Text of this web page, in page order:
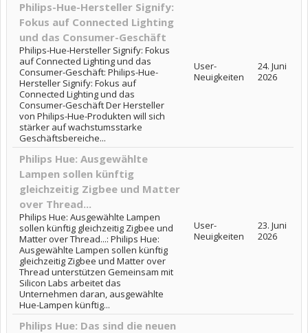
Philips-Hue-Hersteller Signify:
Fokus auf Connected Lighting
und das Consumer-Geschäft
Philips-Hue-Hersteller Signify: Fokus
auf Connected Lighting und das
Consumer-Geschäft: Philips-Hue-
Hersteller Signify: Fokus auf
Connected Lighting und das
Consumer-Geschäft Der Hersteller
von Philips-Hue-Produkten will sich
stärker auf wachstumsstarke
Geschäftsbereiche...
User-
Neuigkeiten
24. Juni
2026
Philips Hue: Ausgewählte
Lampen sollen künftig
gleichzeitig Zigbee und Matter
over Thread...
Philips Hue: Ausgewählte Lampen
sollen künftig gleichzeitig Zigbee und
Matter over Thread...: Philips Hue:
Ausgewählte Lampen sollen künftig
gleichzeitig Zigbee und Matter over
Thread unterstützen Gemeinsam mit
Silicon Labs arbeitet das
Unternehmen daran, ausgewählte
Hue-Lampen künftig...
User-
Neuigkeiten
23. Juni
2026
Philips Hue: Das sind die neuen